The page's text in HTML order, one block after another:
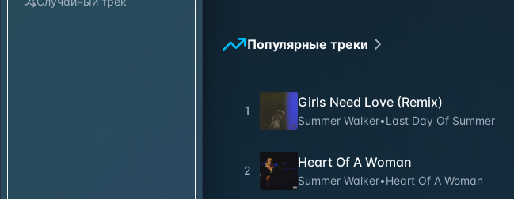
Популярные треки
1
Girls Need Love (Remix)
Summer Walker•Last Day Of Summer
2
Heart Of A Woman
Summer Walker•Heart Of A Woman